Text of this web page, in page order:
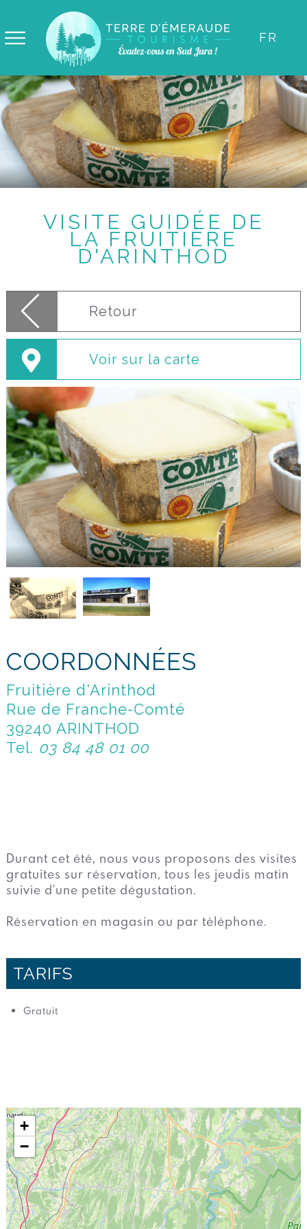
FR
VISITE GUIDÉE DE
LA FRUITIÈRE
D'ARINTHOD
Retour
Voir sur la carte
COORDONNÉES
Fruitière d'Arinthod
Rue de Franche-Comté
39240 ARINTHOD
Tel. 03 84 48 01 00
Durant cet été, nous vous proposons des visites
gratuites sur réservation, tous les jeudis matin
suivie d'une petite dégustation.
Réservation en magasin ou par téléphone.
TARIFS
Gratuit
+
−
Panneau de gestion des cookies